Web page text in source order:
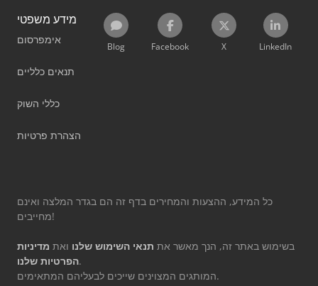
מידע משפטי
אימפרסום
תנאים כלליים
כללי השוק
הצהרת פרטיות
Blog Facebook X LinkedIn
כל המידע, ההצעות והמחירים בדף זה הם בגדר המלצה ואינם
מחייבים!
בשימוש באתר זה, הנך מאשר את תנאי השימוש שלנו ואת מדיניות
הפרטיות שלנו.
המותגים המצוינים שייכים לבעליהם המתאימים.